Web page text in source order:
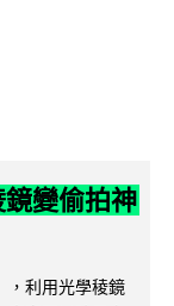
變偷拍神
，利用光學稜鏡